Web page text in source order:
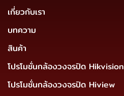
เกี่ยวกับเรา
บทความ
สินค้า
โปรโมชั่นกล้องวงจรปิด Hikvision
โปรโมชั่นกล้องวงจรปิด Hiview